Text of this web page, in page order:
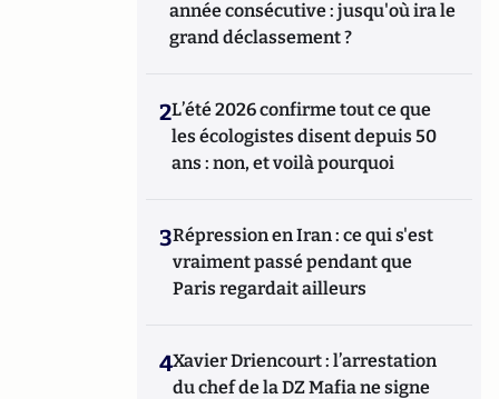
ou l’histoire des relations internationales et
des conflits contemporains. Il écrit en ce
année consécutive : jusqu'où ira le
grand déclassement ?
2L’été 2026 confirme tout ce que
les écologistes disent depuis 50
ans : non, et voilà pourquoi
3Répression en Iran : ce qui s'est
vraiment passé pendant que
Paris regardait ailleurs
4Xavier Driencourt : l’arrestation
du chef de la DZ Mafia ne signe